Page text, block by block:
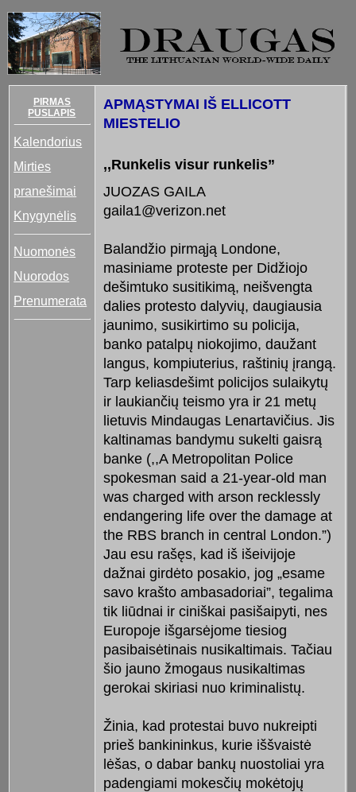
PIRMAS
PUSLAPIS
Kalendorius
Mirties
pranešimai
Knygynėlis
Nuomonės
Nuorodos
Prenumerata
APMĄSTYMAI IŠ ELLICOTT
MIESTELIO
,,Runkelis visur runkelis”
JUOZAS GAILA
gaila1@verizon.net
Balandžio pirmąją Londone,
masiniame proteste per Didžiojo
dešimtuko susitikimą, neišvengta
dalies protesto dalyvių, daugiausia
jaunimo, susikirtimo su policija,
banko patalpų niokojimo, daužant
langus, kompiuterius, raštinių įrangą.
Tarp keliasdešimt policijos sulaikytų
ir laukiančių teismo yra ir 21 metų
lietuvis Mindaugas Lenartavičius. Jis
kaltinamas bandymu sukelti gaisrą
banke (,,A Metropolitan Police
spokesman said a 21-year-old man
was charged with arson recklessly
endangering life over the damage at
the RBS branch in central London.”)
Jau esu rašęs, kad iš išeivijoje
dažnai girdėto posakio, jog „esame
savo krašto ambasadoriai”, tegalima
tik liūdnai ir ciniškai pasišaipyti, nes
Europoje išgarsėjome tiesiog
pasibaisėtinais nusikaltimais. Tačiau
šio jauno žmogaus nusikaltimas
gerokai skiriasi nuo kriminalistų.
Žinia, kad protestai buvo nukreipti
prieš bankininkus, kurie iššvaistė
lėšas, o dabar bankų nuostoliai yra
padengiami mokesčių mokėtojų